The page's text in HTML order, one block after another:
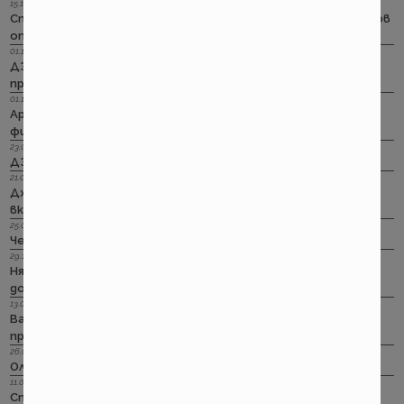
15.11.2022 г.
Стикерът по гражданска отговорност с впечатляващ нов
опит да влезе в историята
01.11.2022 г.
ДЗИ: Стрийминг застраховката за злополука на промоция
през ноември
01.11.2022 г.
Армеец: Имуществото на лимит на промоция. Това за
фирмите също
23.09.2022 г.
ДЗИ: Ами няма такова каско!
21.09.2022 г.
Дженерали: Критични болести по злополука и заболяване,
включително и при задължителната трудова.
25.08.2022 г.
Черно бялото ще е новото зелено и у нас. Дали?
29.12.2018 г.
Няма да работим на 31-ви. Весело посрещане на една по -
добра година.
13.08.2018 г.
Важно! Вашата полица в Олимпик трябва да бъде
прекратена на 17.08.2018г
26.07.2018 г.
Олимпик са вече без лиценз
11.05.2018 г.
Спираме Олимпик